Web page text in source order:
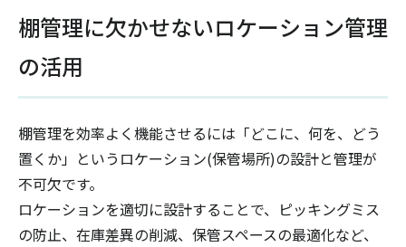
棚管理に欠かせないロケーション管理
の活用
棚管理を効率よく機能させるには「どこに、何を、どう
置くか」というロケーション(保管場所)の設計と管理が
不可欠です。
ロケーションを適切に設計することで、ピッキングミス
の防止、在庫差異の削減、保管スペースの最適化など、